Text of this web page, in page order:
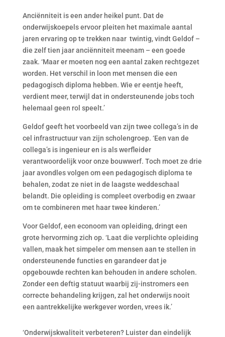
Anciënniteit is een ander heikel punt. Dat de
onderwijskoepels ervoor pleiten het maximale aantal
jaren ervaring op te trekken naar twintig, vindt Geldof –
die zelf tien jaar anciënniteit meenam – een goede
zaak. ‘Maar er moeten nog een aantal zaken rechtgezet
worden. Het verschil in loon met mensen die een
pedagogisch diploma hebben. Wie er eentje heeft,
verdient meer, terwijl dat in ondersteunende jobs toch
helemaal geen rol speelt.’
Geldof geeft het voorbeeld van zijn twee collega’s in de
cel infrastructuur van zijn scholengroep. ‘Een van de
collega’s is ingenieur en is als werfleider
verantwoordelijk voor onze bouwwerf. Toch moet ze drie
jaar avondles volgen om een pedagogisch diploma te
behalen, zodat ze niet in de laagste weddeschaal
belandt. Die opleiding is compleet overbodig en zwaar
om te combineren met haar twee kinderen.’
Voor Geldof, een econoom van opleiding, dringt een
grote hervorming zich op. ‘Laat die verplichte opleiding
vallen, maak het simpeler om mensen aan te stellen in
ondersteunende functies en garandeer dat je
opgebouwde rechten kan behouden in andere scholen.
Zonder een deftig statuut waarbij zij-instromers een
correcte behandeling krijgen, zal het onderwijs nooit
een aantrekkelijke werkgever worden, vrees ik.’
‘Onderwijskwaliteit verbeteren? Luister dan eindelijk